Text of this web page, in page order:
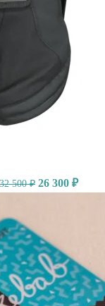
32 500₽ 26 300 ₽